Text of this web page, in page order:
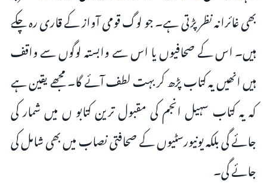
بھی غائرانہ نظر پڑتی ہے۔ جو لوگ قومی آواز کے قاری رہ چکے
ہیں۔ اس کے صحافیوں یا اس سے وابستہ لوگوں سے واقف
ہیں انھیں یہ کتاب پڑھ کر بہت لطف آئے گا۔ مجھے یقین ہے
کہ یہ کتاب سہیل انجم کی مقبول ترین کتابو ں میں شمار کی
جائے گی بلکہ یونیورسٹیوں کے صحافتی نصاب میں بھی شامل کی
جائے گی۔